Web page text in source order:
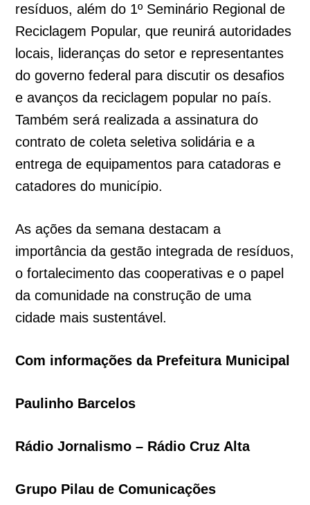
resíduos, além do 1º Seminário Regional de
Reciclagem Popular, que reunirá autoridades
locais, lideranças do setor e representantes
do governo federal para discutir os desafios
e avanços da reciclagem popular no país.
Também será realizada a assinatura do
contrato de coleta seletiva solidária e a
entrega de equipamentos para catadoras e
catadores do município.
As ações da semana destacam a
importância da gestão integrada de resíduos,
o fortalecimento das cooperativas e o papel
da comunidade na construção de uma
cidade mais sustentável.
Com informações da Prefeitura Municipal
Paulinho Barcelos
Rádio Jornalismo – Rádio Cruz Alta
Grupo Pilau de Comunicações